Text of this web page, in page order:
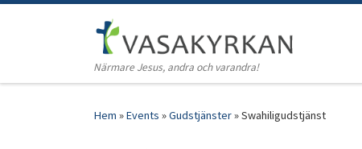
Hoppa till innehåll
Närmare Jesus, andra och varandra!
Hem »Events »Gudstjänster»Swahiligudstjänst